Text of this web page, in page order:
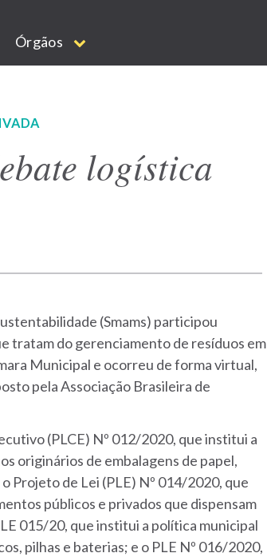
Órgãos
logística
(Smams) participou
tratam do gerenciamento de resíduos em
Municipal e ocorreu de forma virtual,
pela Associação Brasileira de
(PLCE) Nº 012/2020, que institui a
originários de embalagens de papel,
Projeto de Lei (PLE) Nº 014/2020, que
públicos e privados que dispensam
015/20, que institui a política municipal
pilhas e baterias; e o PLE Nº 016/2020,